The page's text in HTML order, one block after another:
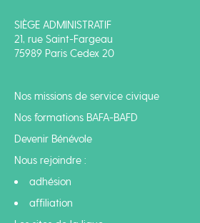
SIÈGE ADMINISTRATIF
21, rue Saint-Fargeau
75989 Paris Cedex 20
Nos missions de service civique
Nos formations BAFA-BAFD
Devenir Bénévole
Nous rejoindre :
adhésion
affiliation